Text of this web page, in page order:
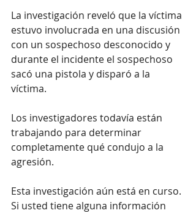
La investigación reveló que la víctima
estuvo involucrada en una discusión
con un sospechoso desconocido y
durante el incidente el sospechoso
sacó una pistola y disparó a la
víctima.
Los investigadores todavía están
trabajando para determinar
completamente qué condujo a la
agresión.
Esta investigación aún está en curso.
Si usted tiene alguna información